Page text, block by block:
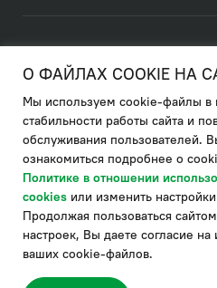
Политика в отношении
Политика
Политика в области
по
Производитель оставляет за
вносить изменения в
товара, не
О ФАЙЛАХ COOKIE НА
Мы используем cookie-файлы в
стабильности работы сайта и
обслуживания пользователей.
ознакомиться подробнее о
Политике в отношении
cookies или изменить
Продолжая пользоваться
настроек, Вы даете согласие на
ваших cookie-файлов.